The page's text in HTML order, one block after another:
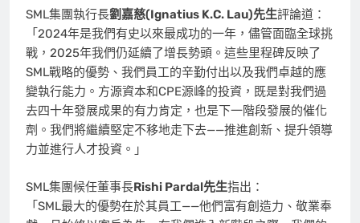
SML集團執行長劉嘉慈(Ignatius K.C. Lau)先生評論道：
「2024年是我們有史以來最成功的一年，儘管面臨全球挑
戰，2025年我們仍延續了增長勢頭。這些里程碑反映了
SML戰略的優勢、我們員工的辛勤付出以及我們卓越的應
變執行能力。方源資本和CPE源峰的投資，既是對我們過
去四十年發展成果的有力肯定，也是下一階段發展的催化
劑。我們將繼續堅定不移地走下去——推進創新、提升領導
力並進行人才投資。」
SML集團候任董事長Rishi Pardal先生指出：
「SML最大的優勢在於其員工——他們富有創造力、敬業奉